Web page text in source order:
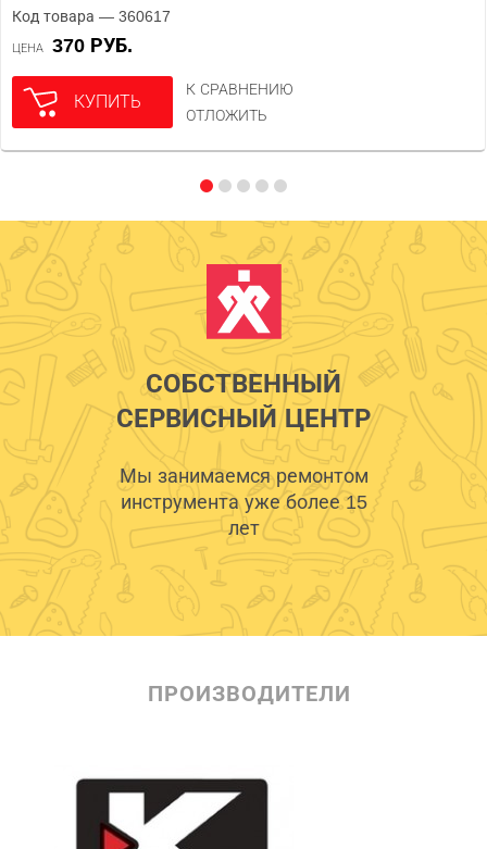
Код товара — 360617
ЦЕНА 370 РУБ.
КУПИТЬ
К СРАВНЕНИЮ
ОТЛОЖИТЬ
СОБСТВЕННЫЙ
СЕРВИСНЫЙ ЦЕНТР
Мы занимаемся ремонтом
инструмента уже более 15
лет
ПРОИЗВОДИТЕЛИ